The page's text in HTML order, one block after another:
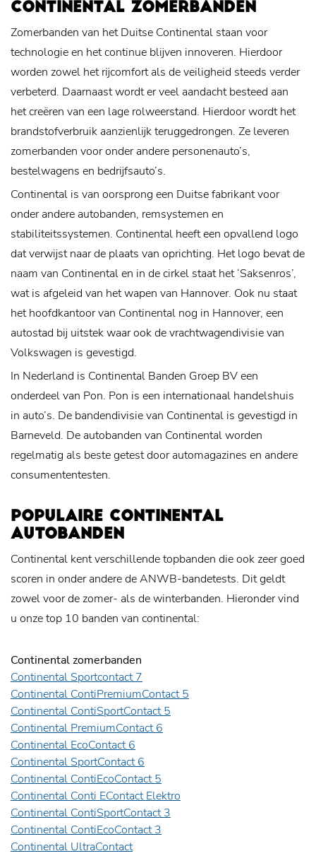
CONTINENTAL ZOMERBANDEN
Zomerbanden van het Duitse Continental staan voor
technologie en het continue blijven innoveren. Hierdoor
worden zowel het rijcomfort als de veiligheid steeds verder
verbeterd. Daarnaast wordt er veel aandacht besteed aan
het creëren van een lage rolweerstand. Hierdoor wordt het
brandstofverbruik aanzienlijk teruggedrongen. Ze leveren
zomerbanden voor onder andere personenauto’s,
bestelwagens en bedrijfsauto’s.
Continental is van oorsprong een Duitse fabrikant voor
onder andere autobanden, remsystemen en
stabiliteitssystemen. Continental heeft een opvallend logo
dat verwijst naar de plaats van oprichting. Het logo bevat de
naam van Continental en in de cirkel staat het ‘Saksenros’,
wat is afgeleid van het wapen van Hannover. Ook nu staat
het hoofdkantoor van Continental nog in Hannover, een
autostad bij uitstek waar ook de vrachtwagendivisie van
Volkswagen is gevestigd.
In Nederland is Continental Banden Groep BV een
onderdeel van Pon. Pon is een internationaal handelshuis
in auto’s. De bandendivisie van Continental is gevestigd in
Barneveld. De autobanden van Continental worden
regelmatig als beste getest door automagazines en andere
consumententesten.
POPULAIRE CONTINENTAL
AUTOBANDEN
Continental kent verschillende topbanden die ook zeer goed
scoren in onder andere de ANWB-bandetests. Dit geldt
zowel voor de zomer- als de winterbanden. Hieronder vind
u onze top 10 banden van continental:
Continental zomerbanden
Continental Sportcontact 7
Continental ContiPremiumContact 5
Continental ContiSportContact 5
Continental PremiumContact 6
Continental EcoContact 6
Continental SportContact 6
Continental ContiEcoContact 5
Continental Conti EContact Elektro
Continental ContiSportContact 3
Continental ContiEcoContact 3
Continental UltraContact